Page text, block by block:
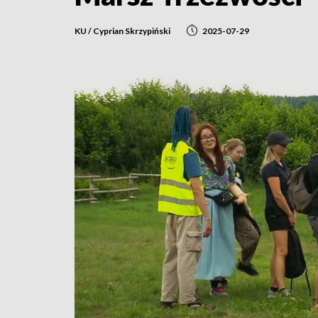
KU / Cyprian Skrzypiński 2025-07-29